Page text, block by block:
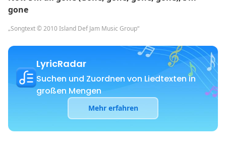
gone
„Songtext © 2010 Island Def Jam Music Group“
LyricRadar
Suchen und Zuordnen von Liedtexten in
großen Mengen
Mehr erfahren